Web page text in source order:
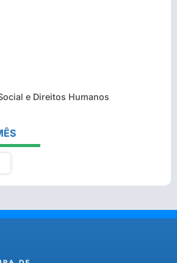
e Direitos Humanos